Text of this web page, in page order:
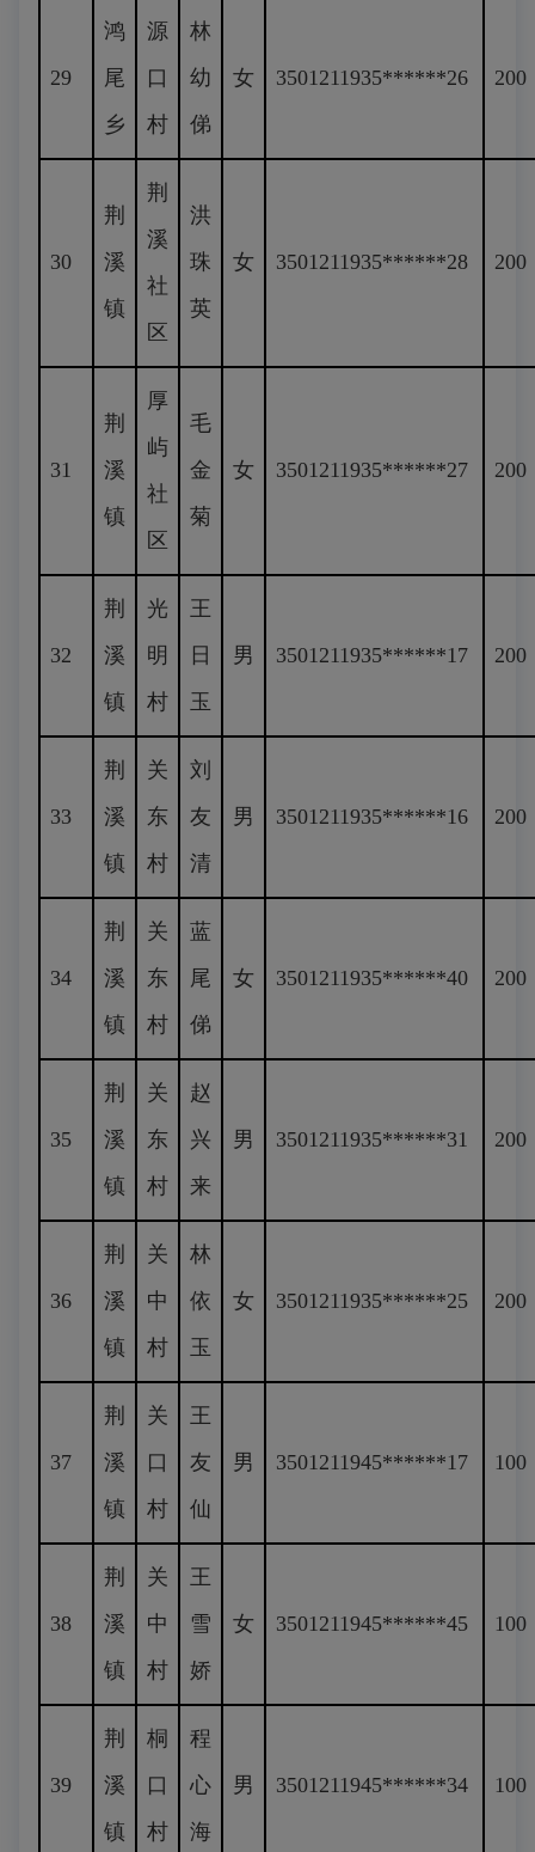
29
鸿
尾
乡
源
口
村
林
幼
俤
女 3501211935******26 200
30
荆
溪
镇
荆
溪
社
区
洪
珠
英
女 3501211935******28 200
31
荆
溪
镇
厚
屿
社
区
毛
金
菊
女 3501211935******27 200
32
荆
溪
镇
光
明
村
王
日
玉
男 3501211935******17 200
33
荆
溪
镇
关
东
村
刘
友
清
男 3501211935******16 200
34
荆
溪
镇
关
东
村
蓝
尾
俤
女 3501211935******40 200
35
荆
溪
镇
关
东
村
赵
兴
来
男 3501211935******31 200
36
荆
溪
镇
关
中
村
林
依
玉
女 3501211935******25 200
37
荆
溪
镇
关
口
村
王
友
仙
男 3501211945******17 100
38
荆
溪
镇
关
中
村
王
雪
娇
女 3501211945******45 100
39
荆
溪
镇
桐
口
村
程
心
海
男 3501211945******34 100